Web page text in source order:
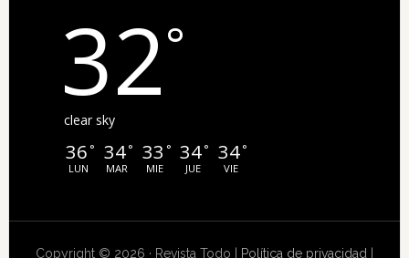
32°
clear sky
36 °
LUN
34°
MAR
33 °
MIE
34°
JUE
34°
VIE
Copyright © 2026 · Revista Todo | Política de privacidad